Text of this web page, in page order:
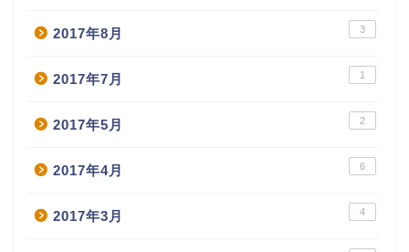
2017年8月 3
2017年7月 1
2017年5月 2
2017年4月 6
2017年3月 4